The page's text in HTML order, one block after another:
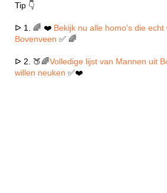
Tip 👇
ᐅ 1. 🌈 ❤️ Bekijk nu alle homo's die echt
Bovenveen ✅ 🌈
ᐅ 2. 🍑🌈Volledige lijst van Mannen uit
willen neuken ✅❤️